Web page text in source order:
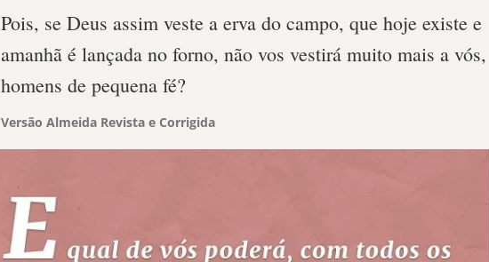
Pois, se Deus assim veste a erva do campo, que hoje existe e
amanhã é lançada no forno, não vos vestirá muito mais a vós,
homens de pequena fé?
Versão Almeida Revista e Corrigida